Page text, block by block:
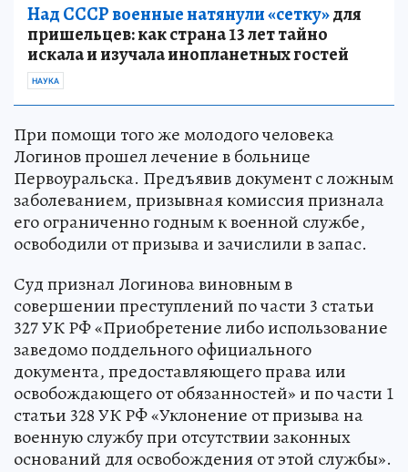
Над СССР военные натянули «сетку»для
пришельцев: как страна 13 лет тайно
искала и изучала инопланетных гостей
НАУКА
При помощи того же молодого человека
Логинов прошел лечение в больнице
Первоуральска. Предъявив документ с ложным
заболеванием, призывная комиссия признала
его ограниченно годным к военной службе,
освободили от призыва и зачислили в запас.
Суд признал Логинова виновным в
совершении преступлений по части 3 статьи
327 УК РФ «Приобретение либо использование
заведомо поддельного официального
документа, предоставляющего права или
освобождающего от обязанностей» и по части 1
статьи 328 УК РФ «Уклонение от призыва на
военную службу при отсутствии законных
оснований для освобождения от этой службы».